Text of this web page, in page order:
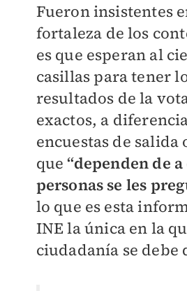
Fueron insistentes
fortaleza de los
es que esperan al
casillas para tener
resultados de la
exactos, a
encuestas de salida
que“dependen de a
personas se les
lo que es esta
INE la única en la
ciudadanía se debe